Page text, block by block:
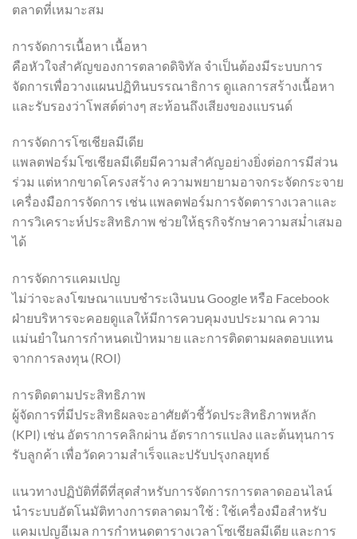
ตลาดที่เหมาะสม
การจัดการเนื้อหา เนื้อหา
คือหัวใจสำคัญของการตลาดดิจิทัล จำเป็นต้องมีระบบการ
จัดการเพื่อวางแผนปฏิทินบรรณาธิการ ดูแลการสร้างเนื้อหา
และรับรองว่าโพสต์ต่างๆ สะท้อนถึงเสียงของแบรนด์
การจัดการโซเชียลมีเดีย
แพลตฟอร์มโซเชียลมีเดียมีความสำคัญอย่างยิ่งต่อการมีส่วน
ร่วม แต่หากขาดโครงสร้าง ความพยายามอาจกระจัดกระจาย
เครื่องมือการจัดการ เช่น แพลตฟอร์มการจัดตารางเวลาและ
การวิเคราะห์ประสิทธิภาพ ช่วยให้ธุรกิจรักษาความสม่ำเสมอ
ได้
การจัดการแคมเปญ
ไม่ว่าจะลงโฆษณาแบบชำระเงินบน Google หรือ Facebook
ฝ่ายบริหารจะคอยดูแลให้มีการควบคุมงบประมาณ ความ
แม่นยำในการกำหนดเป้าหมาย และการติดตามผลตอบแทน
จากการลงทุน (ROI)
การติดตามประสิทธิภาพ
ผู้จัดการที่มีประสิทธิผลจะอาศัยตัวชี้วัดประสิทธิภาพหลัก
(KPI) เช่น อัตราการคลิกผ่าน อัตราการแปลง และต้นทุนการ
รับลูกค้า เพื่อวัดความสำเร็จและปรับปรุงกลยุทธ์
แนวทางปฏิบัติที่ดีที่สุดสำหรับการจัดการการตลาดออนไลน์
นำระบบอัตโนมัติทางการตลาดมาใช้ : ใช้เครื่องมือสำหรับ
แคมเปญอีเมล การกำหนดตารางเวลาโซเชียลมีเดีย และการ